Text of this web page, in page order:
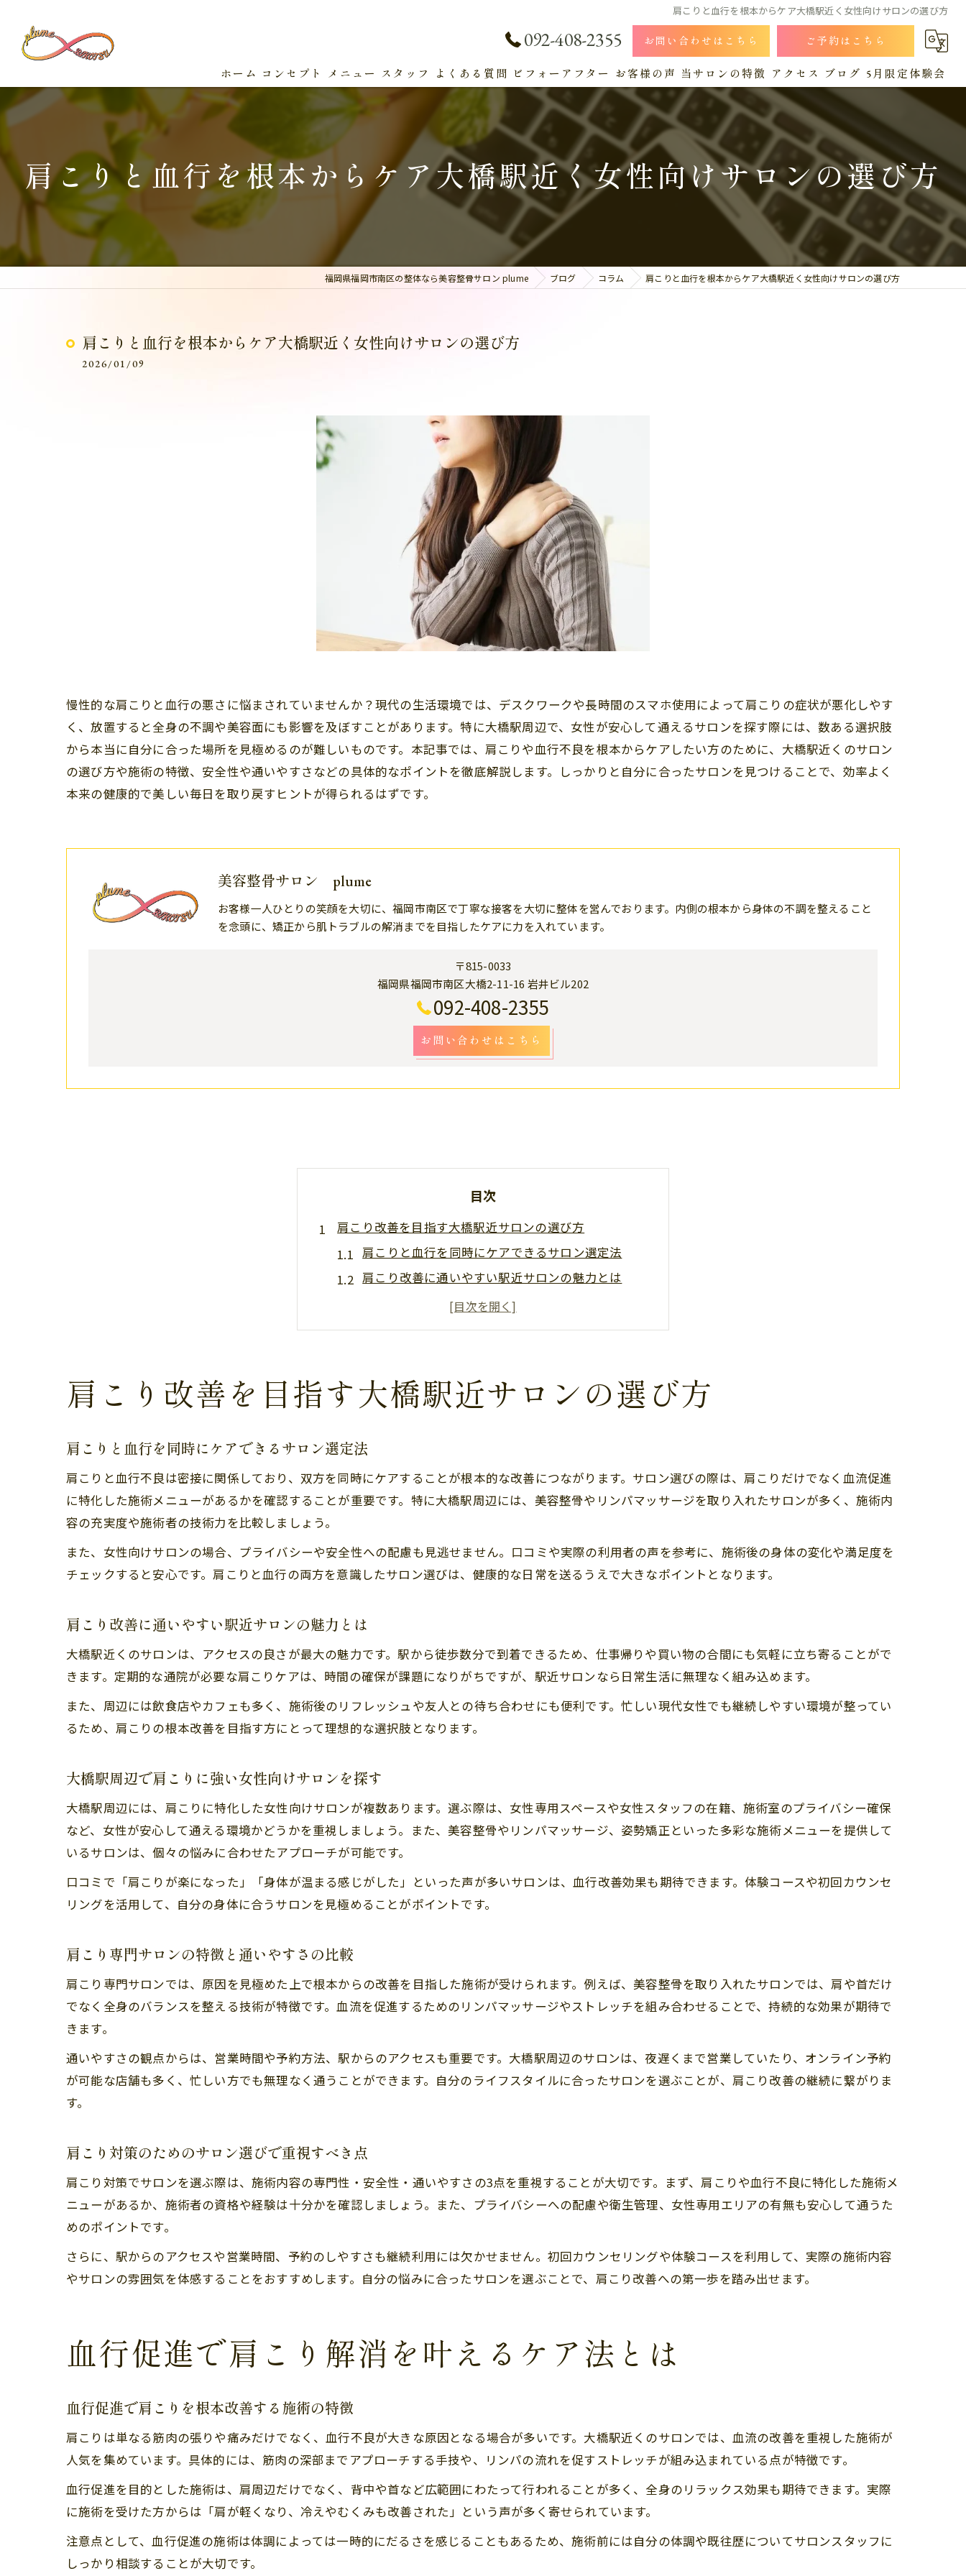
肩こりと血行を根本からケア大橋駅近く女性向けサロンの選び方
092-408-2355 お問い合わせはこちら ご予約はこちら
ホーム コンセプト メニュー
サービス
スタッフ よくある質問 ビフォーアフター お客様の声 当サロンの特徴
猫背
肩こり
アクセス
漫画特集
ブログ 5月限定体験会
肩こりと血行を根本からケア大橋駅近く女性向けサロンの選び方
福岡県福岡市南区の整体なら美容整骨サロン plume ブログ コラム 肩こりと血行を根本からケア大橋駅近く女性向けサロンの選び方
肩こりと血行を根本からケア大橋駅近く女性向けサロンの選び方
2026/01/09
慢性的な肩こりと血行の悪さに悩まされていませんか？現代の生活環境では、デスクワークや長時間のスマホ使用によって肩こりの症状が悪化しやす
く、放置すると全身の不調や美容面にも影響を及ぼすことがあります。特に大橋駅周辺で、女性が安心して通えるサロンを探す際には、数ある選択肢
から本当に自分に合った場所を見極めるのが難しいものです。本記事では、肩こりや血行不良を根本からケアしたい方のために、大橋駅近くのサロン
の選び方や施術の特徴、安全性や通いやすさなどの具体的なポイントを徹底解説します。しっかりと自分に合ったサロンを見つけることで、効率よく
本来の健康的で美しい毎日を取り戻すヒントが得られるはずです。
美容整骨サロン plume
お客様一人ひとりの笑顔を大切に、福岡市南区で丁寧な接客を大切に整体を営んでおります。内側の根本から身体の不調を整えること
を念頭に、矯正から肌トラブルの解消までを目指したケアに力を入れています。
〒815-0033
福岡県福岡市南区大橋2-11-16 岩井ビル202
092-408-2355
お問い合わせはこちら
目次
肩こり改善を目指す大橋駅近サロンの選び方
肩こりと血行を同時にケアできるサロン選定法
肩こり改善に通いやすい駅近サロンの魅力とは
大橋駅周辺で肩こりに強い女性向けサロンを探す
肩こり専門サロンの特徴と通いやすさの比較
血行促進で肩こり解消を叶えるケア法とは
血行促進で肩こりを根本改善する施術の特徴
血行を意識した肩こりケアの具体的な方法
肩こりと血行不良に有効なサロン施術の種類
肩こり改善へ導く血行促進ケアの流れを解説
女性専用サロンで肩こりと血行を優しくケア
肩こりに配慮した女性向け施術の安心ポイント
肩こりに悩む女性に選ばれるケアの工夫を紹介
肩こりと血行不良をサロンでリラックス改善
肩こりや血行不良の悩み解決に必要なポイント
肩こりと血行不良を解消するポイント解説
肩こり対策に欠かせない日常ケアとサロン活用
肩こり改善へ導く生活習慣アドバイスの重要性
肩こり・血行不良対策に役立つセルフケア法
心地よい施術で肩こりを和らげる方法を紹介
肩こり緩和に効く心地よいサロン施術の流れ
血行を促す肩こりケアのリラクゼーション体験
肩こりをほぐすための心地よい施術法の特徴
仕事帰りにも通える大橋駅周辺のケア事情
肩こり改善に便利な大橋駅近サロンの通いやすさ
仕事帰りに立ち寄れる肩こり専門サロンの魅力
肩こり対策で人気の駅近サロン活用法を紹介
肩こり改善を目指す大橋駅近サロンの選び方
肩こりと血行を同時にケアできるサロン選定法
肩こりと血行不良は密接に関係しており、双方を同時にケアすることが根本的な改善につながります。サロン選びの際は、肩こりだけでなく血流促進
に特化した施術メニューがあるかを確認することが重要です。特に大橋駅周辺には、美容整骨やリンパマッサージを取り入れたサロンが多く、施術内
容の充実度や施術者の技術力を比較しましょう。
また、女性向けサロンの場合、プライバシーや安全性への配慮も見逃せません。口コミや実際の利用者の声を参考に、施術後の身体の変化や満足度を
チェックすると安心です。肩こりと血行の両方を意識したサロン選びは、健康的な日常を送るうえで大きなポイントとなります。
肩こり改善に通いやすい駅近サロンの魅力とは
大橋駅近くのサロンは、アクセスの良さが最大の魅力です。駅から徒歩数分で到着できるため、仕事帰りや買い物の合間にも気軽に立ち寄ることがで
きます。定期的な通院が必要な肩こりケアは、時間の確保が課題になりがちですが、駅近サロンなら日常生活に無理なく組み込めます。
また、周辺には飲食店やカフェも多く、施術後のリフレッシュや友人との待ち合わせにも便利です。忙しい現代女性でも継続しやすい環境が整ってい
るため、肩こりの根本改善を目指す方にとって理想的な選択肢となります。
大橋駅周辺で肩こりに強い女性向けサロンを探す
大橋駅周辺には、肩こりに特化した女性向けサロンが複数あります。選ぶ際は、女性専用スペースや女性スタッフの在籍、施術室のプライバシー確保
など、女性が安心して通える環境かどうかを重視しましょう。また、美容整骨やリンパマッサージ、姿勢矯正といった多彩な施術メニューを提供して
いるサロンは、個々の悩みに合わせたアプローチが可能です。
口コミで「肩こりが楽になった」「身体が温まる感じがした」といった声が多いサロンは、血行改善効果も期待できます。体験コースや初回カウンセ
リングを活用して、自分の身体に合うサロンを見極めることがポイントです。
肩こり専門サロンの特徴と通いやすさの比較
肩こり専門サロンでは、原因を見極めた上で根本からの改善を目指した施術が受けられます。例えば、美容整骨を取り入れたサロンでは、肩や首だけ
でなく全身のバランスを整える技術が特徴です。血流を促進するためのリンパマッサージやストレッチを組み合わせることで、持続的な効果が期待で
きます。
通いやすさの観点からは、営業時間や予約方法、駅からのアクセスも重要です。大橋駅周辺のサロンは、夜遅くまで営業していたり、オンライン予約
が可能な店舗も多く、忙しい方でも無理なく通うことができます。自分のライフスタイルに合ったサロンを選ぶことが、肩こり改善の継続に繋がりま
す。
肩こり対策のためのサロン選びで重視すべき点
肩こり対策でサロンを選ぶ際は、施術内容の専門性・安全性・通いやすさの3点を重視することが大切です。まず、肩こりや血行不良に特化した施術メ
ニューがあるか、施術者の資格や経験は十分かを確認しましょう。また、プライバシーへの配慮や衛生管理、女性専用エリアの有無も安心して通うた
めのポイントです。
さらに、駅からのアクセスや営業時間、予約のしやすさも継続利用には欠かせません。初回カウンセリングや体験コースを利用して、実際の施術内容
やサロンの雰囲気を体感することをおすすめします。自分の悩みに合ったサロンを選ぶことで、肩こり改善への第一歩を踏み出せます。
血行促進で肩こり解消を叶えるケア法とは
血行促進で肩こりを根本改善する施術の特徴
肩こりは単なる筋肉の張りや痛みだけでなく、血行不良が大きな原因となる場合が多いです。大橋駅近くのサロンでは、血流の改善を重視した施術が
人気を集めています。具体的には、筋肉の深部までアプローチする手技や、リンパの流れを促すストレッチが組み込まれている点が特徴です。
血行促進を目的とした施術は、肩周辺だけでなく、背中や首など広範囲にわたって行われることが多く、全身のリラックス効果も期待できます。実際
に施術を受けた方からは「肩が軽くなり、冷えやむくみも改善された」という声が多く寄せられています。
注意点として、血行促進の施術は体調によっては一時的にだるさを感じることもあるため、施術前には自分の体調や既往歴についてサロンスタッフに
しっかり相談することが大切です。